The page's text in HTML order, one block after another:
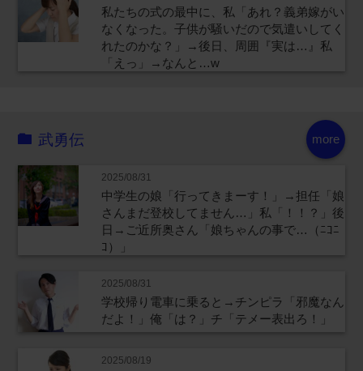
私たちの式の最中に、私「あれ？義弟嫁がい
なくなった。子供が騒いだので気遣いしてく
れたのかな？」→後日、周囲『実は…』私
「えっ」→なんと…w
more
武勇伝
2025/08/31
中学生の娘「行ってきまーす！」→担任「娘
さんまだ登校してません…」私「！！？」後
日→ご近所奥さん「娘ちゃんの事で…（ﾆｺﾆ
ｺ）」
2025/08/31
学校帰り電車に乗ると→チンピラ「邪魔なん
だよ！」俺「は？」チ「テメー表出ろ！」
2025/08/19